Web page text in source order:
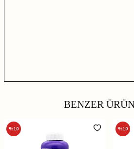
BENZER
%10 %10